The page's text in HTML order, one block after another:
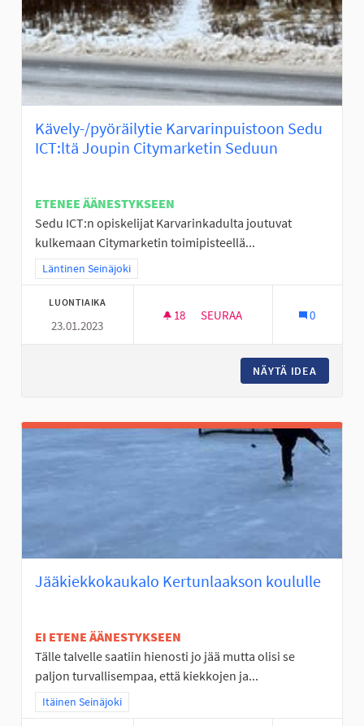
Kävely-/pyöräilytie Karvarinpuistoon Sedu
ICT:ltä Joupin Citymarketin Seduun
ETENEE ÄÄNESTYKSEEN
Sedu ICT:n opiskelijat Karvarinkadulta joutuvat
kulkemaan Citymarketin toimipisteellä...
Rajaa tulokset teeman mukaan: Läntinen Seinäjoki
Läntinen Seinäjoki
LUONTIAIKA
23.01.2023
18 18 SEURAAJAA
SEURAA 0
NÄYTÄ IDEA
Jääkiekkokaukalo Kertunlaakson koululle
EI ETENE ÄÄNESTYKSEEN
Tälle talvelle saatiin hienosti jo jää mutta olisi se
paljon turvallisempaa, että kiekkojen ja...
Rajaa tulokset teeman mukaan: Itäinen Seinäjoki
Itäinen Seinäjoki